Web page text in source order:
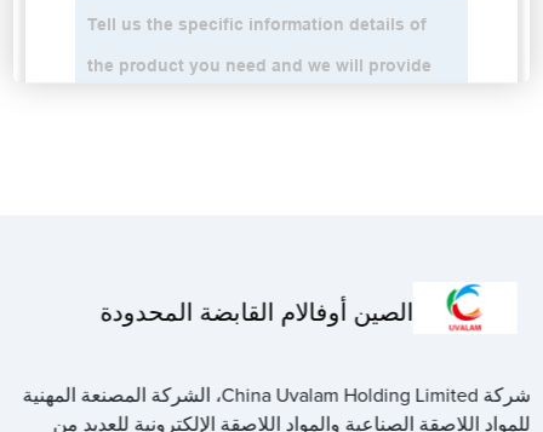
الصين أوفالام القابضة المحدودة
شركة China Uvalam Holding Limited، الشركة المصنعة المهنية
للمواد اللاصقة الصناعية والمواد اللاصقة الإلكترونية للعديد من